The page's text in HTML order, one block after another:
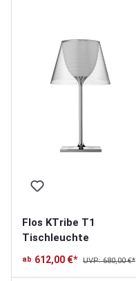
Flos KTribe T1
Tischleuchte
ab 612,00 €* UVP: 680,00 €*